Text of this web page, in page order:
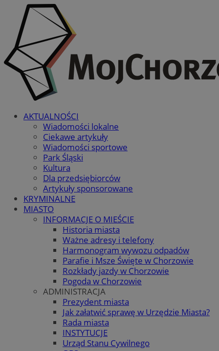
AKTUALNOŚCI
Wiadomości lokalne
Ciekawe artykuły
Wiadomości sportowe
Park Śląski
Kultura
Dla przedsiębiorców
Artykuły sponsorowane
KRYMINALNE
MIASTO
INFORMACJE O MIEŚCIE
Historia miasta
Ważne adresy i telefony
Harmonogram wywozu odpadów
Parafie i Msze Święte w Chorzowie
Rozkłady jazdy w Chorzowie
Pogoda w Chorzowie
ADMINISTRACJA
Prezydent miasta
Jak załatwić sprawę w Urzędzie Miasta?
Rada miasta
INSTYTUCJE
Urząd Stanu Cywilnego